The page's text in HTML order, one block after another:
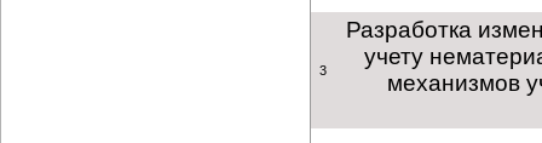
3
Разработка
учету
механизмов